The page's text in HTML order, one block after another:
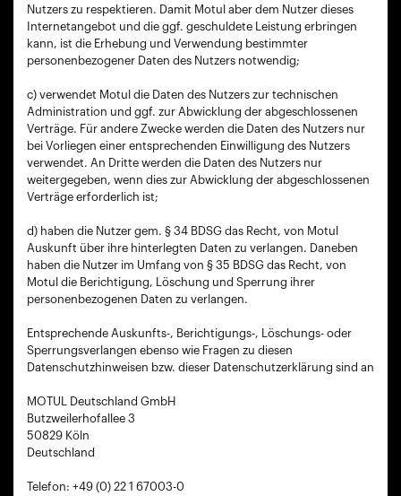
Nutzers zu respektieren. Damit Motul aber dem Nutzer dieses
Internetangebot und die ggf. geschuldete Leistung erbringen
kann, ist die Erhebung und Verwendung bestimmter
personenbezogener Daten des Nutzers notwendig;
c) verwendet Motul die Daten des Nutzers zur technischen
Administration und ggf. zur Abwicklung der abgeschlossenen
Verträge. Für andere Zwecke werden die Daten des Nutzers nur
bei Vorliegen einer entsprechenden Einwilligung des Nutzers
verwendet. An Dritte werden die Daten des Nutzers nur
weitergegeben, wenn dies zur Abwicklung der abgeschlossenen
Verträge erforderlich ist;
d) haben die Nutzer gem. § 34 BDSG das Recht, von Motul
Auskunft über ihre hinterlegten Daten zu verlangen. Daneben
haben die Nutzer im Umfang von § 35 BDSG das Recht, von
Motul die Berichtigung, Löschung und Sperrung ihrer
personenbezogenen Daten zu verlangen.
Entsprechende Auskunfts-, Berichtigungs-, Löschungs- oder
Sperrungsverlangen ebenso wie Fragen zu diesen
Datenschutzhinweisen bzw. dieser Datenschutzerklärung sind an
MOTUL Deutschland GmbH
Butzweilerhofallee 3
50829 Köln
Deutschland
Telefon: +49 (0) 22 1 67003-0